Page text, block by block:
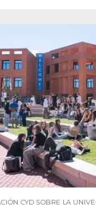
CYD SOBRE LA